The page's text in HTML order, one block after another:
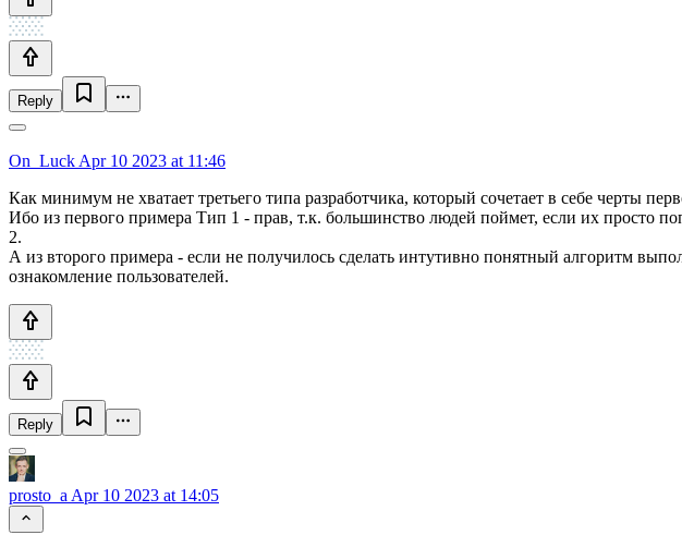
Reply
On_Luck Apr 10 2023 at 11:46
Как минимум не хватает третьего типа разработчика, который сочетает в себе черты
Ибо из первого примера Тип 1 - прав, т.к. большинство людей поймет, если их просто
2.
А из второго примера - если не получилось сделать интутивно понятный алгоритм
ознакомление пользователей.
Reply
prosto_a Apr 10 2023 at 14:05